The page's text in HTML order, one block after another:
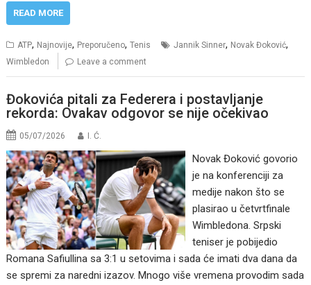
READ MORE
ATP, Najnovije, Preporučeno,Tenis Jannik Sinner, Novak Đoković,
Wimbledon Leave a comment
Đokovića pitali za Federera i postavljanje
rekorda: Ovakav odgovor se nije očekivao
05/07/2026 I. Ć.
Novak Đoković govorio
je na konferenciji za
medije nakon što se
plasirao u četvrtfinale
Wimbledona. Srpski
teniser je pobijedio
Romana Safiullina sa 3:1 u setovima i sada će imati dva dana da
se spremi za naredni izazov. Mnogo više vremena provodim sada